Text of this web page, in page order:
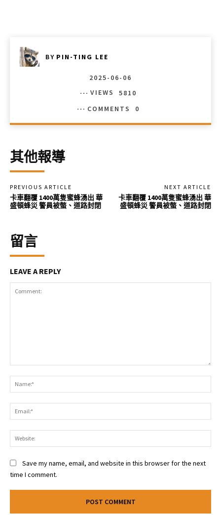
BY PIN-TING LEE
2025-06-06
VIEWS
5810
COMMENTS
0
其他報導
PREVIOUS ARTICLE
卡車翻覆 1400萬隻蜜蜂湧出 華
盛頓蜂災 警員被螫、道路封閉
NEXT ARTICLE
卡車翻覆 1400萬隻蜜蜂湧出 華
盛頓蜂災 警員被螫、道路封閉
留言
LEAVE A REPLY
Save my name, email, and website in this browser for the next
time I comment.